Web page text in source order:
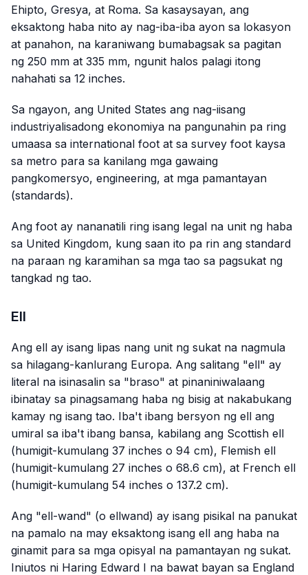
Ehipto, Gresya, at Roma. Sa kasaysayan, ang
eksaktong haba nito ay nag-iba-iba ayon sa lokasyon
at panahon, na karaniwang bumabagsak sa pagitan
ng 250 mm at 335 mm, ngunit halos palagi itong
nahahati sa 12 inches.
Sa ngayon, ang United States ang nag-iisang
industriyalisadong ekonomiya na pangunahin pa ring
umaasa sa international foot at sa survey foot kaysa
sa metro para sa kanilang mga gawaing
pangkomersyo, engineering, at mga pamantayan
(standards).
Ang foot ay nananatili ring isang legal na unit ng haba
sa United Kingdom, kung saan ito pa rin ang standard
na paraan ng karamihan sa mga tao sa pagsukat ng
tangkad ng tao.
Ell
Ang ell ay isang lipas nang unit ng sukat na nagmula
sa hilagang-kanlurang Europa. Ang salitang "ell" ay
literal na isinasalin sa "braso" at pinaniniwalaang
ibinatay sa pinagsamang haba ng bisig at nakabukang
kamay ng isang tao. Iba't ibang bersyon ng ell ang
umiral sa iba't ibang bansa, kabilang ang Scottish ell
(humigit-kumulang 37 inches o 94 cm), Flemish ell
(humigit-kumulang 27 inches o 68.6 cm), at French ell
(humigit-kumulang 54 inches o 137.2 cm).
Ang "ell-wand" (o ellwand) ay isang pisikal na panukat
na pamalo na may eksaktong isang ell ang haba na
ginamit para sa mga opisyal na pamantayan ng sukat.
Iniutos ni Haring Edward I na bawat bayan sa England